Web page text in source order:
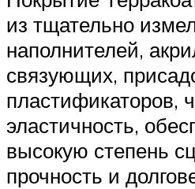
из тщательно
наполнителей,
связующих,
пластификаторов,
эластичность,
высокую степень
прочность и